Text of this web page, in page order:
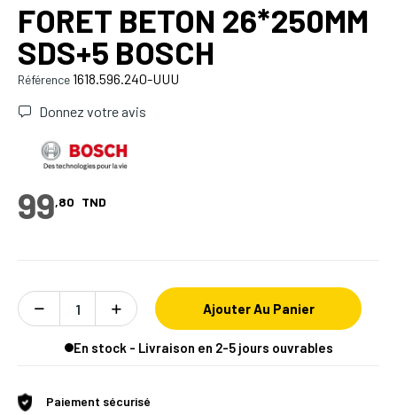
FORET BETON 26*250MM
SDS+5 BOSCH
Référence1618.596.240-UUU
Donnez votre avis
99,80 TND
Ajouter Au Panier
En stock - Livraison en 2-5 jours ouvrables
Paiement sécurisé